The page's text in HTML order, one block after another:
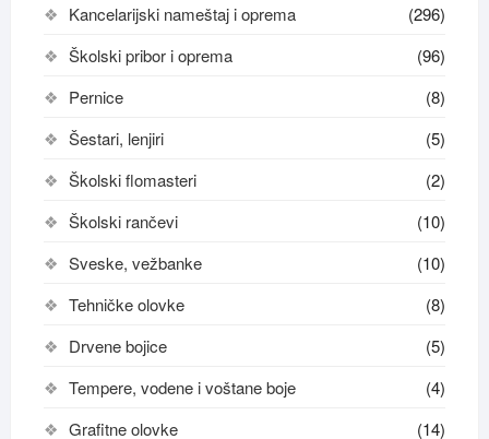
Kancelarijski nameštaj i oprema
(296)
Školski pribor i oprema
(96)
Pernice
(8)
Šestari, lenjiri
(5)
Školski flomasteri
(2)
Školski rančevi
(10)
Sveske, vežbanke
(10)
Tehničke olovke
(8)
Drvene bojice
(5)
Tempere, vodene i voštane boje
(4)
Grafitne olovke
(14)